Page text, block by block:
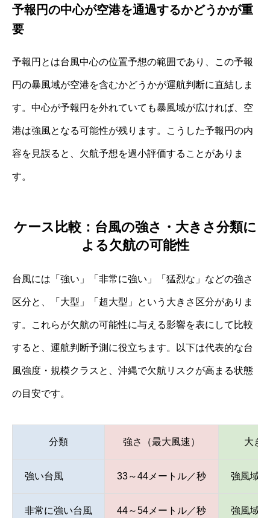
予報円の中心が空港を通過するかどうかが重
要
予報円とは台風中心の位置予想の範囲であり、この予報
円の暴風域が空港を含むかどうかが運航判断に直結しま
す。中心が予報円を外れていても暴風域が広ければ、空
港は強風となる可能性が残ります。こうした予報円の内
容を見誤ると、欠航予想を過小評価することがありま
す。
ケース比較：台風の強さ・大きさ分類に
よる欠航の可能性
台風には「強い」「非常に強い」「猛烈な」などの強さ
区分と、「大型」「超大型」という大きさ区分がありま
す。これらが欠航の可能性に与える影響を表にして比較
すると、運航判断予測に役立ちます。以下は代表的な台
風強度・規模クラスと、沖縄で欠航リスクが高まる状態
の目安です。
分類 強さ（最大風速） 大き
強い台風 33～44メートル／秒 強風域
非常に強い台風 44～54メートル／秒 強風域